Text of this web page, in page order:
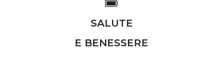
SALUTE
E BENESSERE